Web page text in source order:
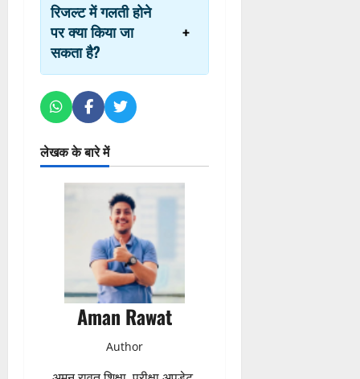
रिजल्ट में गलती होने
पर क्या किया जा
सकता है?
लेखक के बारे में
Aman Rawat
Author